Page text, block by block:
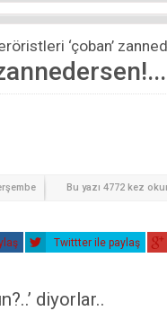
‘çoban’
Bu yazı 4772 kez
Twittter ile paylaş
diyorlar..